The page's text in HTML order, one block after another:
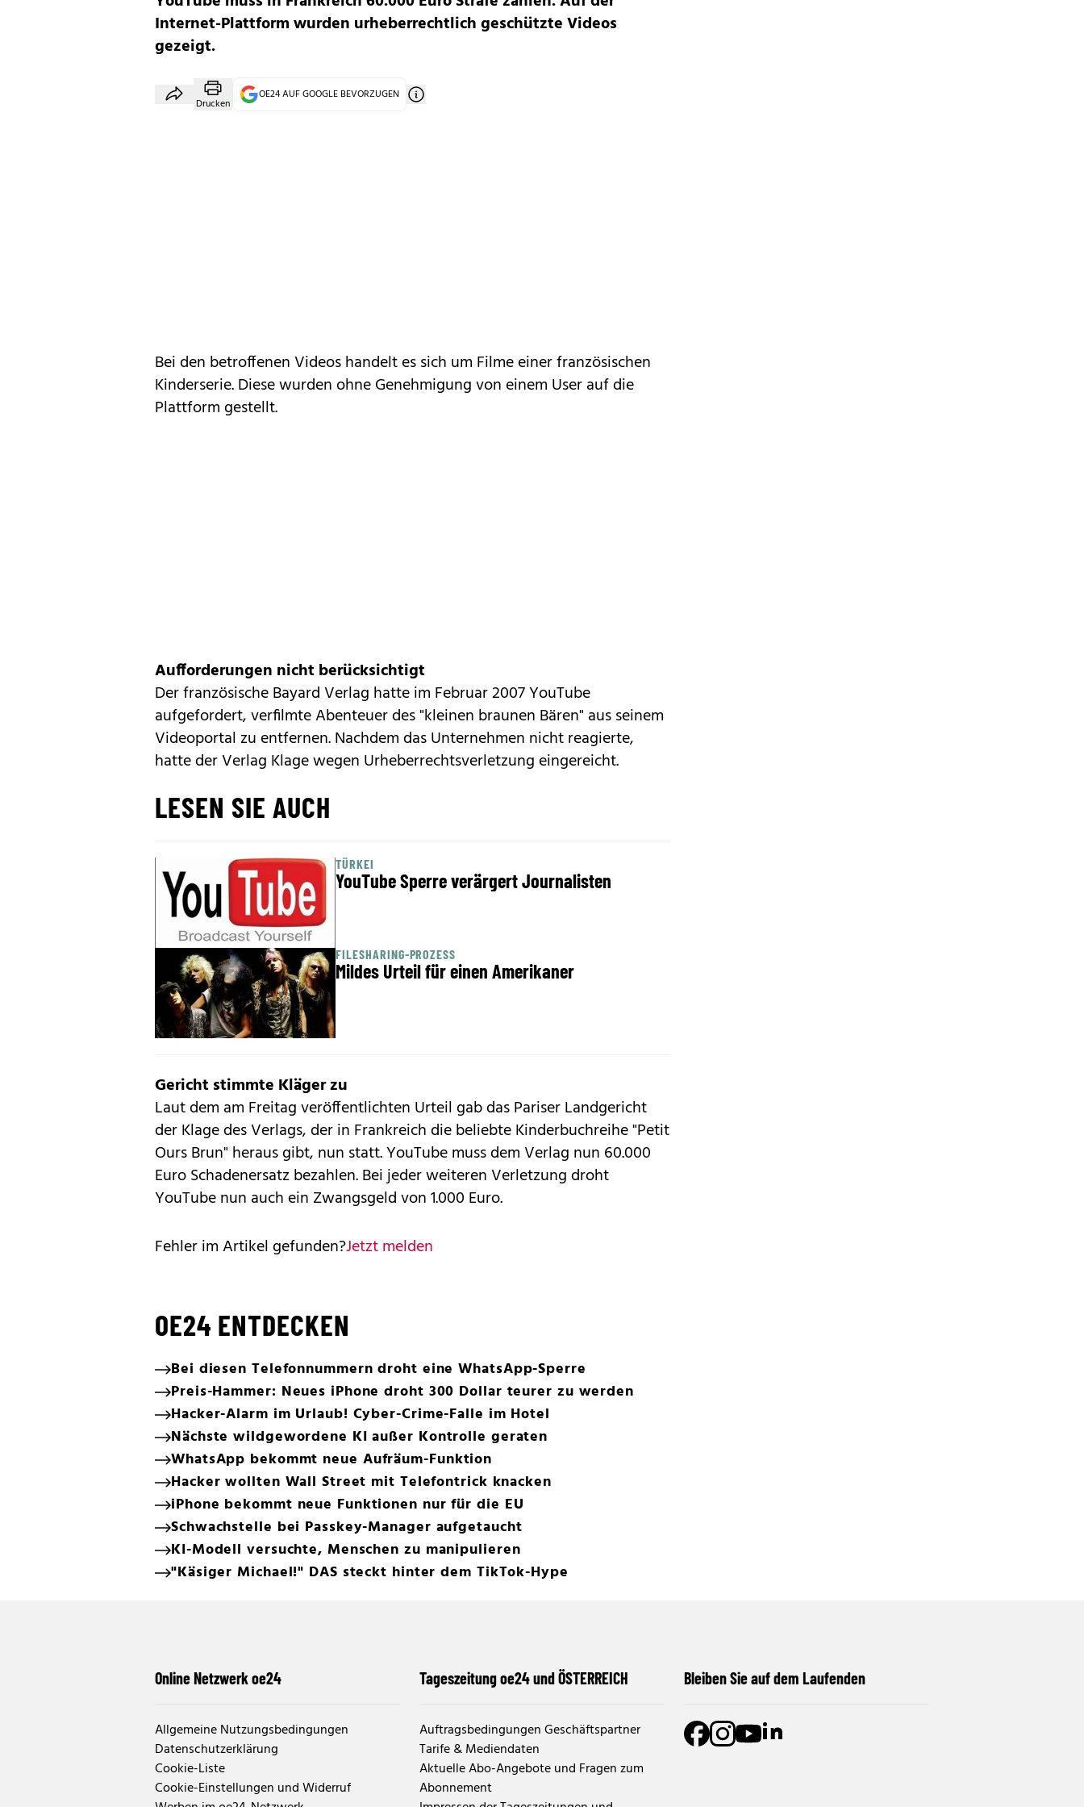
Internet-Plattform wurden urheberrechtlich geschützte Videos
gezeigt.
Drucken
OE24 AUF GOOGLE BEVORZUGEN
Bei den betroffenen Videos handelt es sich um Filme einer französischen
Kinderserie. Diese wurden ohne Genehmigung von einem User auf die
Plattform gestellt.
Aufforderungen nicht berücksichtigt
Der französische Bayard Verlag hatte im Februar 2007 YouTube
aufgefordert, verfilmte Abenteuer des "kleinen braunen Bären" aus seinem
Videoportal zu entfernen. Nachdem das Unternehmen nicht reagierte,
hatte der Verlag Klage wegen Urheberrechtsverletzung eingereicht.
LESEN SIE AUCH
TÜRKEI
YouTube Sperre verärgert Journalisten
FILESHARING-PROZESS
Mildes Urteil für einen Amerikaner
Gericht stimmte Kläger zu
Laut dem am Freitag veröffentlichten Urteil gab das Pariser Landgericht
der Klage des Verlags, der in Frankreich die beliebte Kinderbuchreihe "Petit
Ours Brun" heraus gibt, nun statt. YouTube muss dem Verlag nun 60.000
Euro Schadenersatz bezahlen. Bei jeder weiteren Verletzung droht
YouTube nun auch ein Zwangsgeld von 1.000 Euro.
Fehler im Artikel gefunden?Jetzt melden
OE24 ENTDECKEN
Bei diesen Telefonnummern droht eine WhatsApp-Sperre
Preis-Hammer: Neues iPhone droht 300 Dollar teurer zu werden
Hacker-Alarm im Urlaub! Cyber-Crime-Falle im Hotel
Nächste wildgewordene KI außer Kontrolle geraten
WhatsApp bekommt neue Aufräum-Funktion
Hacker wollten Wall Street mit Telefontrick knacken
iPhone bekommt neue Funktionen nur für die EU
Schwachstelle bei Passkey-Manager aufgetaucht
KI-Modell versuchte, Menschen zu manipulieren
"Käsiger Michael!" DAS steckt hinter dem TikTok-Hype
Online Netzwerk oe24
Allgemeine Nutzungsbedingungen
Datenschutzerklärung
Cookie-Liste
Cookie-Einstellungen und Widerruf
Tageszeitung oe24 und ÖSTERREICH
Auftragsbedingungen Geschäftspartner
Tarife & Mediendaten
Aktuelle Abo-Angebote und Fragen zum
Abonnement
Bleiben Sie auf dem Laufenden